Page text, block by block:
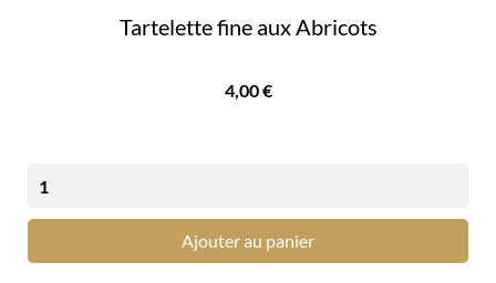
Tartelette fine aux Abricots
Prix
4,00 €
Ajouter au panier